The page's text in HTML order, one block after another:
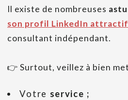
Il existe de nombreuses
son profil LinkedIn attractif
consultant indépendant.
👉 Surtout, veillez à bien
Votre service ;